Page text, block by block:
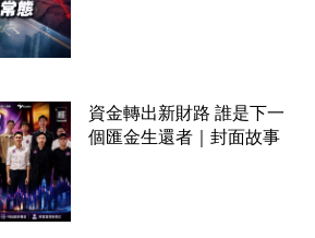
資金轉出新財路 誰是下一
個匯金生還者｜封面故事